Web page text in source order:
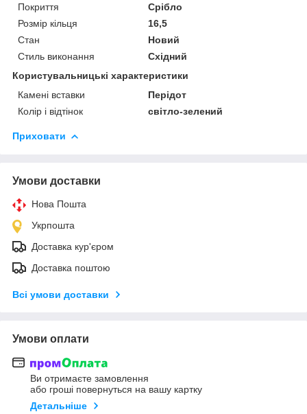
Покриття
Срібло
Розмір кільця
16,5
Стан
Новий
Стиль виконання
Східний
Користувальницькі характеристики
Камені вставки
Перідот
Колір і відтінок
світло-зелений
Приховати
Умови доставки
Нова Пошта
Укрпошта
Доставка кур'єром
Доставка поштою
Всі умови доставки
Умови оплати
Ви отримаєте замовлення
або гроші повернуться на вашу картку
Детальніше